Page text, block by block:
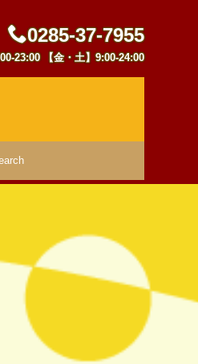
0285-37-7955
23:00 【金・土】9:00-24:00